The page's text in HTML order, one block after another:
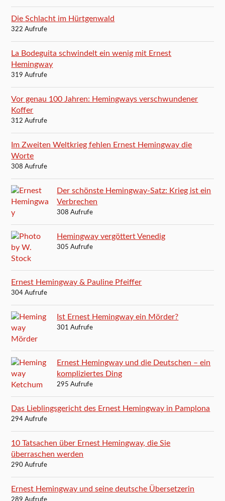
Die Schlacht im Hürtgenwald
322 Aufrufe
La Bodeguita schwindelt ein wenig mit Ernest
Hemingway
319 Aufrufe
Vor genau 100 Jahren: Hemingways verschwundener
Koffer
312 Aufrufe
Im Zweiten Weltkrieg fehlen Ernest Hemingway die
Worte
308 Aufrufe
Der schönste Hemingway-Satz: Krieg ist ein
Verbrechen
308 Aufrufe
Hemingway vergöttert Venedig
305 Aufrufe
Ernest Hemingway & Pauline Pfeiffer
304 Aufrufe
Ist Ernest Hemingway ein Mörder?
301 Aufrufe
Ernest Hemingway und die Deutschen – ein
kompliziertes Ding
295 Aufrufe
Das Lieblingsgericht des Ernest Hemingway in Pamplona
294 Aufrufe
10 Tatsachen über Ernest Hemingway, die Sie
überraschen werden
290 Aufrufe
Ernest Hemingway und seine deutsche Übersetzerin
289 Aufrufe